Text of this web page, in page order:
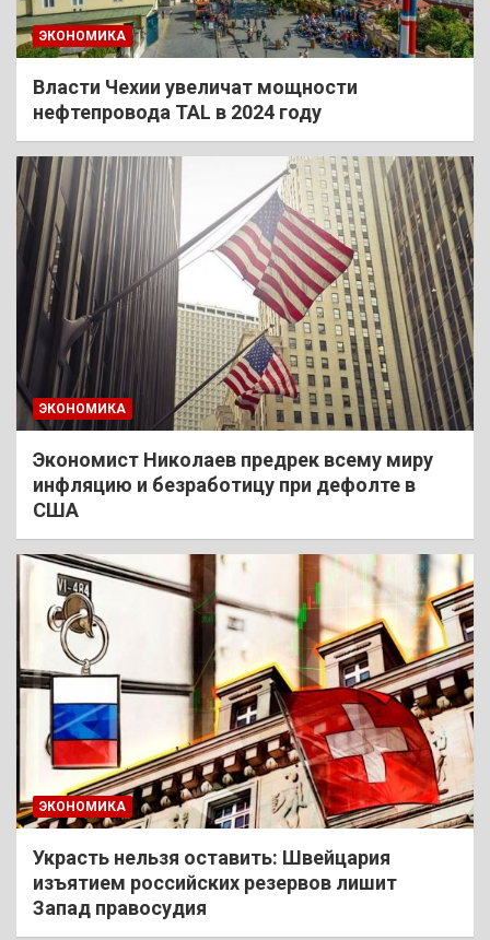
ЭКОНОМИКА
Власти Чехии увеличат мощности
нефтепровода TAL в 2024 году
ЭКОНОМИКА
Экономист Николаев предрек всему миру
инфляцию и безработицу при дефолте в
США
ЭКОНОМИКА
Украсть нельзя оставить: Швейцария
изъятием российских резервов лишит
Запад правосудия